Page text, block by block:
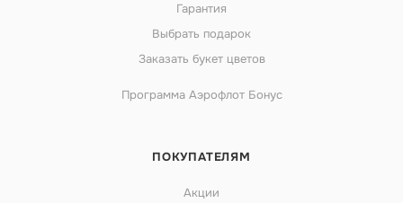
Гарантия
Выбрать подарок
Заказать букет цветов
Программа Аэрофлот Бонус
ПОКУПАТЕЛЯМ
Акции